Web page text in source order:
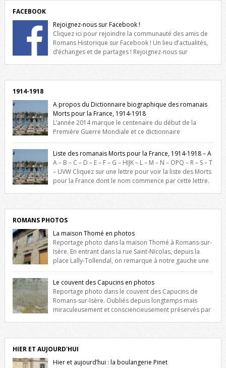
FACEBOOK
Rejoignez-nous sur Facebook !
Cliquez ici pour rejoindre la communauté des amis de
Romans Historique sur Facebook ! Un lieu d’actualités,
d’échanges et de partages ! Rejoignez-nous sur
1914-1918
A propos du Dictionnaire biographique des romanais
Morts pour la France, 1914-1918
L’année 2014 marque le centenaire du début de la
Première Guerre Mondiale et ce dictionnaire
biographique veut rendre hommage aux romanais Morts pour la
France durant ce conflit. La base de cette recherche historique est
constituée des noms gravés sur les plaques commémoratives de
l’Hôtel de Ville, du lycée du Dauphiné et du lycée Triboulet, […]
Liste des romanais Morts pour la France, 1914-1918 – A
A – B – C – D – E – F – G – HIJK – L – M – N – OPQ – R – S – T
– UVW Cliquez sur une lettre pour voir la liste des Morts
pour la France dont le nom commence par cette lettre.
ROMANS PHOTOS
La maison Thomé en photos
Reportage photo dans la maison Thomé à Romans-sur-
Isère. En entrant dans la rue Saint-Nicolas, depuis la
place Lally-Tollendal, on remarque à notre gauche une
maison construite au XVIè siècle. Les deux façades sont ornées de
fenêtres jumelles à meneaux. Entre ces deux étages, on peut voir une
niche qui contient une statue de la Vierge. […]
Le couvent des Capucins en photos
Reportage photo dans le couvent des Capucins de
Romans-sur-Isère. Oubliés depuis longtemps mais
miraculeusement et consciencieusement préservés par
l’histoire de la redécouverte de vestiges du couvent des Capucins !
Petit retour sur l’histoire […]
HIER ET AUJOURD'HUI
Hier et aujourd’hui : la boulangerie Pinet